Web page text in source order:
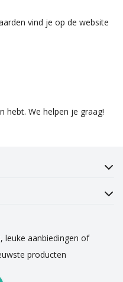
vind je op de website
hebt. We helpen je graag!
leuke aanbiedingen of
producten